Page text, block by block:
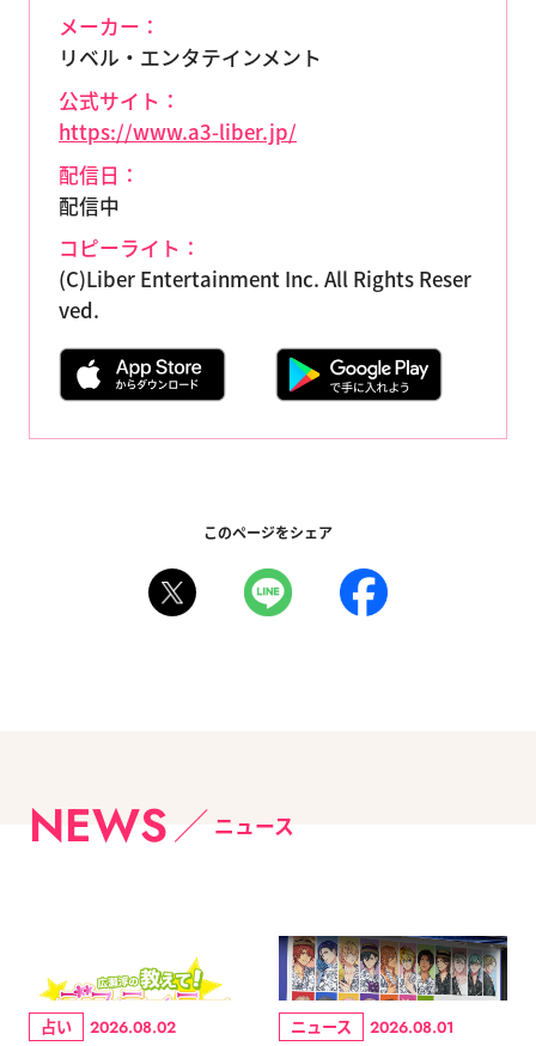
メーカー：
リベル・エンタテインメント
公式サイト：
https://www.a3-liber.jp/
配信日：
配信中
コピーライト：
(C)Liber Entertainment Inc. All Rights Reser
ved.
このページをシェア
NEWS ニュース
占い 2026.08.02 ニュース 2026.08.01